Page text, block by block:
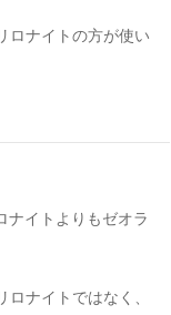
ロナイトの方が使い
ナイトよりもゼオラ
ナイトではなく、